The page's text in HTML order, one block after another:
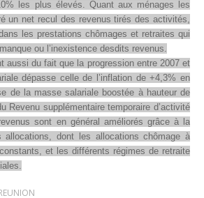
les plus élevés. Quant aux ménages les
un net recul des revenus tirés des activités,
les prestations chômages et retraites qui
ou l’inexistence desdits revenus.
aussi du fait que la progression entre 2007 et
dépasse celle de l’inflation de +4,3% en
de la masse salariale boostée à hauteur de
Revenu supplémentaire temporaire d’activité
sont en général améliorés grâce à la
allocations, dont les allocations chômage à
et les différents régimes de retraite